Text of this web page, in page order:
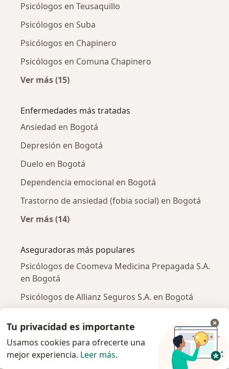
Psicólogos en Teusaquillo
Psicólogos en Suba
Psicólogos en Chapinero
Psicólogos en Comuna Chapinero
Ver más (15)
Enfermedades más tratadas
Ansiedad en Bogotá
Depresión en Bogotá
Duelo en Bogotá
Dependencia emocional en Bogotá
Trastorno de ansiedad (fobia social) en Bogotá
Ver más (14)
Aseguradoras más populares
Psicólogos de Coomeva Medicina Prepagada S.A.
en Bogotá
Psicólogos de Allianz Seguros S.A. en Bogotá
en Bogotá
Psicólogos de Suramericana S.A. en Bogotá
Psicólogos de Compañía De Seguros Bolívar S.A.
Tu privacidad es importante
Usamos cookies para ofrecerte una
mejor experiencia. Leer más.